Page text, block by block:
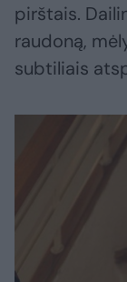
pirštais.
raudoną,
subtiliais